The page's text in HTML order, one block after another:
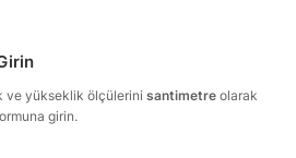
ve yükseklik ölçülerini santimetre olarak
girin.